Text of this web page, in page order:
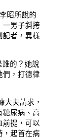
昭所說的
一男子斜挎
記者，異樣
的？她說
們，打德律
大夫請求，
糖尿病、高
前提，可以
，起首在病